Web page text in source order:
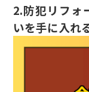
2.防犯リフォ
いを手に入れ